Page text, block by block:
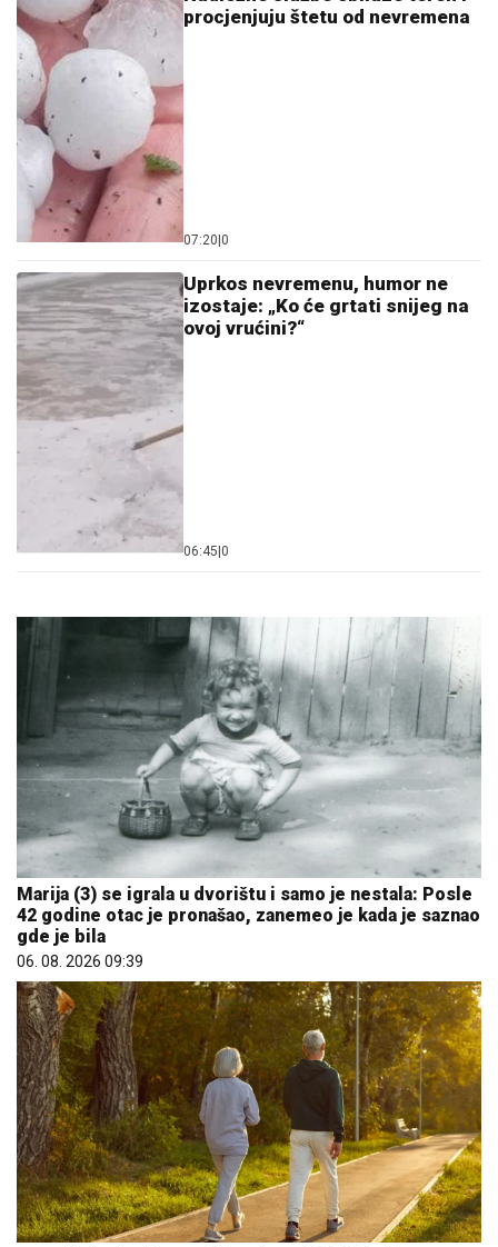
procjenjuju štetu od nevremena
07:20 0
Uprkos nevremenu, humor ne
izostaje: „Ko će grtati snijeg na
ovoj vrućini?“
06:45 0
Marija (3) se igrala u dvorištu i samo je nestala: Posle
42 godine otac je pronašao, zanemeo je kada je saznao
gde je bila
06. 08. 2026 09:39